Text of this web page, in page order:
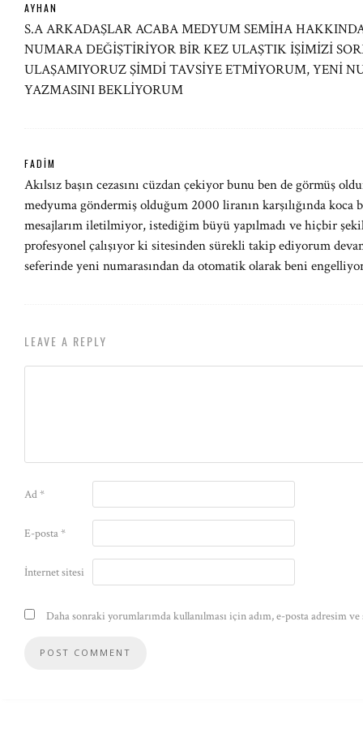
AYHAN
S.A ARKADAŞLAR ACABA MEDYUM SEMİHA
NUMARA DEĞİŞTİRİYOR BİR KEZ ULAŞTIK İŞİMİZİ
ULAŞAMIYORUZ ŞİMDİ TAVSİYE ETMİYORUM, YENİ
YAZMASINI BEKLİYORUM
FADIM
Akılsız başın cezasını cüzdan çekiyor bunu ben de görmüş
medyuma göndermiş olduğum 2000 liranın karşılığında
mesajlarım iletilmiyor, istediğim büyü yapılmadı ve hiçbir
profesyonel çalışıyor ki sitesinden sürekli takip ediyorum
seferinde yeni numarasından da otomatik olarak beni
LEAVE A REPLY
Ad*
E-posta*
İnternet sitesi
Daha sonraki yorumlarımda kullanılması için adım, e-posta adresim